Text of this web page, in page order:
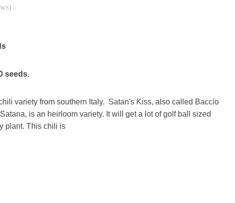
seeds.
variety from southern Italy. Satan's Kiss, also called Baccio
is an heirloom variety. It will get a lot of golf ball sized
plant. This chili is